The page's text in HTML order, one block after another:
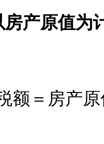
原值为
＝房产原